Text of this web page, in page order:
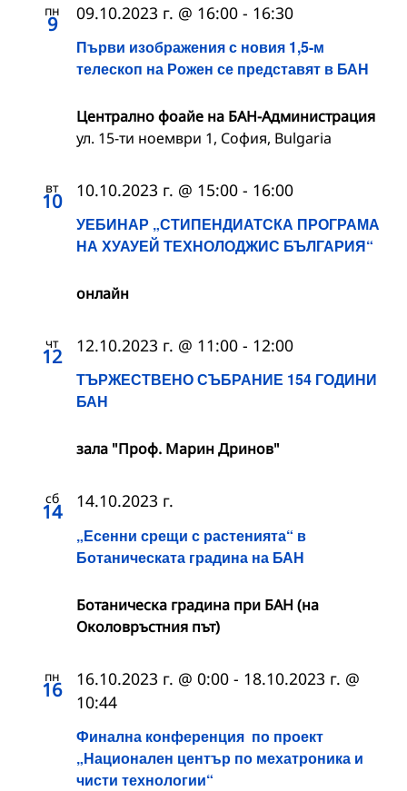
пн
9
Първи изображения с новия 1,5-м
телескоп на Рожен се представят в БАН
09.10.2023 г. @ 16:00 - 16:30
Централно фоайе на БАН-Администрация
ул. 15-ти ноември 1, София, Bulgaria
вт
10
УЕБИНАР „СТИПЕНДИАТСКА ПРОГРАМА
НА ХУАУЕЙ ТЕХНОЛОДЖИС БЪЛГАРИЯ“
10.10.2023 г. @ 15:00 - 16:00
онлайн
чт
12
ТЪРЖЕСТВЕНО СЪБРАНИЕ 154 ГОДИНИ
БАН
12.10.2023 г. @ 11:00 - 12:00
зала "Проф. Марин Дринов"
сб
14
„Есенни срещи с растенията“ в
Ботаническата градина на БАН
14.10.2023 г.
Ботаническа градина при БАН (на
Околовръстния път)
пн
16
Финална конференция по проект
„Национален център по мехатроника и
чисти технологии“
16.10.2023 г. @ 0:00 - 18.10.2023 г. @
10:44